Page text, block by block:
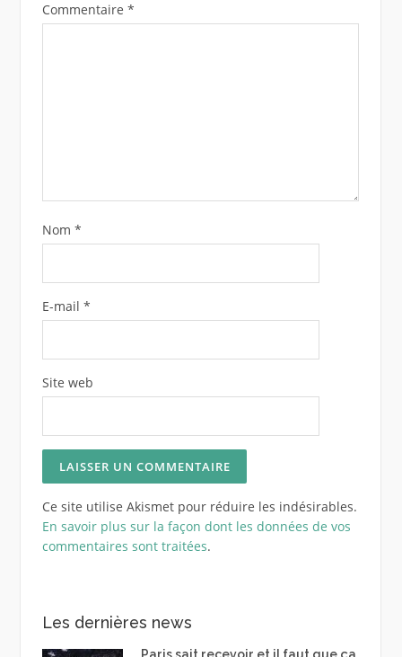
Commentaire *
Nom *
E-mail *
Site web
Ce site utilise Akismet pour réduire les indésirables.
En savoir plus sur la façon dont les données de vos
commentaires sont traitées.
Les dernières news
Paris sait recevoir et il faut que ça